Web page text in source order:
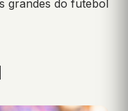
grandes do futebol